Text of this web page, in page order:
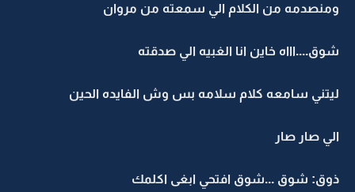
ومنصدمه من الكلام الي سمعته من مروان
شوق....اااه خاين انا الغبيه الي صدقته
ليتني سامعه كلام سلامه بس وش الفايده الحين
الي صار صار
ذوق: شوق ...شوق افتحي ابغى اكلمك